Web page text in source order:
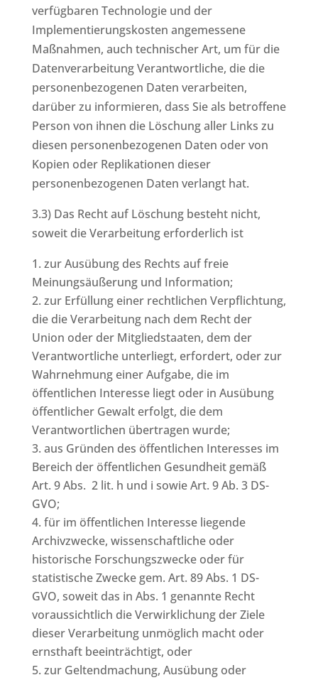
verfügbaren Technologie und der
Implementierungskosten angemessene
Maßnahmen, auch technischer Art, um für die
Datenverarbeitung Verantwortliche, die die
personenbezogenen Daten verarbeiten,
darüber zu informieren, dass Sie als betroffene
Person von ihnen die Löschung aller Links zu
diesen personenbezogenen Daten oder von
Kopien oder Replikationen dieser
personenbezogenen Daten verlangt hat.
3.3) Das Recht auf Löschung besteht nicht,
soweit die Verarbeitung erforderlich ist
zur Ausübung des Rechts auf freie
Meinungsäußerung und Information;
zur Erfüllung einer rechtlichen Verpflichtung,
die die Verarbeitung nach dem Recht der
Union oder der Mitgliedstaaten, dem der
Verantwortliche unterliegt, erfordert, oder zur
Wahrnehmung einer Aufgabe, die im
öffentlichen Interesse liegt oder in Ausübung
öffentlicher Gewalt erfolgt, die dem
Verantwortlichen übertragen wurde;
aus Gründen des öffentlichen Interesses im
Bereich der öffentlichen Gesundheit gemäß
Art. 9 Abs. 2 lit. h und i sowie Art. 9 Ab. 3 DS-
GVO;
für im öffentlichen Interesse liegende
Archivzwecke, wissenschaftliche oder
historische Forschungszwecke oder für
statistische Zwecke gem. Art. 89 Abs. 1 DS-
GVO, soweit das in Abs. 1 genannte Recht
voraussichtlich die Verwirklichung der Ziele
dieser Verarbeitung unmöglich macht oder
ernsthaft beeinträchtigt, oder
zur Geltendmachung, Ausübung oder